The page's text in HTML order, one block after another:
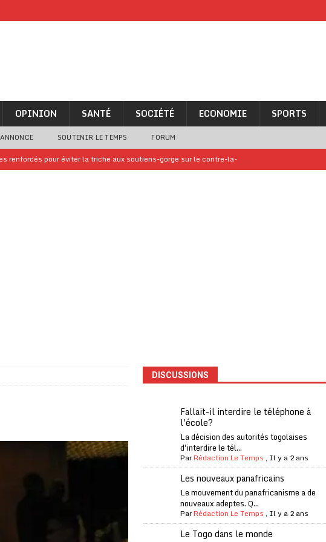
OPINION SANTÉ SOCIÉTÉ ECONOMIE SPORTS
SOUTENIR LE TEMPS FORUM
renforcés pour éviter la triche aux soutiens-gorge sur le contre-la-
l’Italie et de l’AC Milan, est mort à 66 ans
A LA UNE
menace à «l’unanimité» d’un boycott des Coupes du monde
International exige une enquête
A LA UNE
de Côte d’Ivoire
DISCUSSIONS
Fallait-il interdire le téléphone à
l'école?
La décision des autorités togolaises
d'interdire le tél...
ParRédaction Le Temps , Il y a 2 ans
Les nouveaux panafricains
Le mouvement du panafricanisme a de
nouveaux adeptes. Q...
ParRédaction Le Temps , Il y a 2 ans
Le Togo dans le monde